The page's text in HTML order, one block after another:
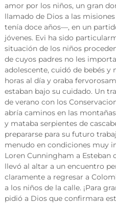
amor por los niños, un gran
llamado de Dios a las
tenía doce años—, en un
jóvenes. Evi ha sido
situación de los niños
de cuyos padres no les
adolescente, cuidó de bebés y
horas al día y oraba
estaban bajo su cuidado. Un
de verano con los
abría caminos en las
y mataba serpientes de
prepararse para su futuro
menudo en condiciones muy
Loren Cunningham a Esteban
llevó al altar a un encuentro
claramente a regresar a
a los niños de la calle. ¡Para
pidió a Dios que confirmara